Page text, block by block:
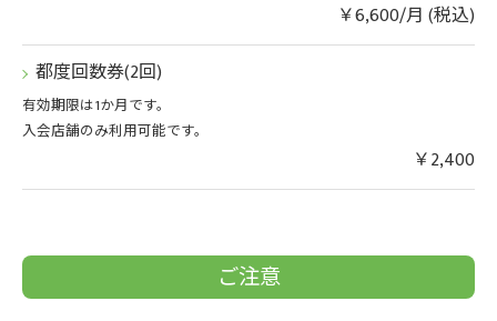
￥6,600/月 (税込)
都度回数券(2回)
有効期限は1か月です。
入会店舗のみ利用可能です。
￥2,400
ご注意